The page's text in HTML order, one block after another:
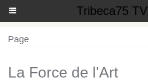
Tribeca75 TV
Page
La Force de l'Art